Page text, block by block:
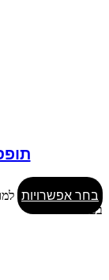
בחר אפשרויות
בעמוד המוצר